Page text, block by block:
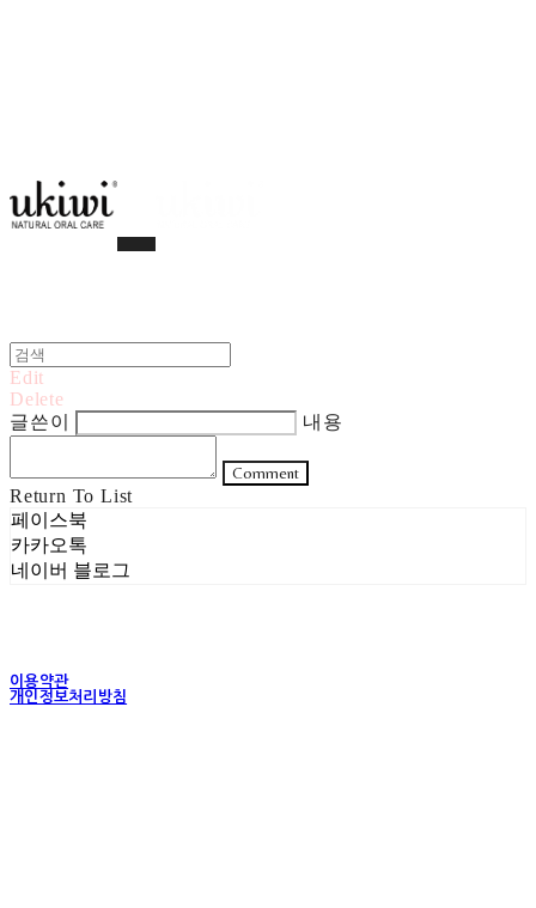
Edit
Delete
글쓴이
내용
Comment
Return To List
페이스북
카카오톡
네이버 블로그
이용약관
개인정보처리방침